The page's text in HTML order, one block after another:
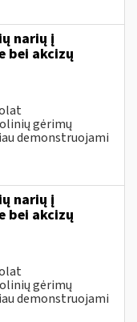
narių į
bei akcizų
gėrimų
demonstruojami
narių į
bei akcizų
gėrimų
demonstruojami